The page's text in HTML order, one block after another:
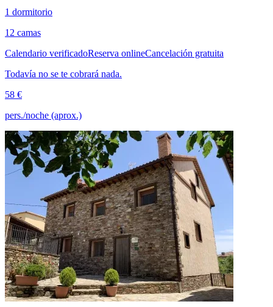
1 dormitorio
12 camas
Calendario verificadoReserva onlineCancelación gratuita
Todavía no se te cobrará nada.
58 €
pers./noche (aprox.)